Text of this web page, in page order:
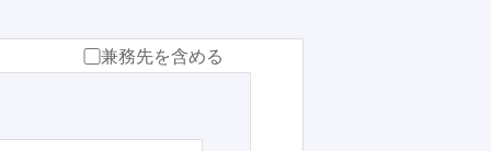
兼務先を含める